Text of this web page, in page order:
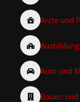
Ärzte und
Auto und
Bauen